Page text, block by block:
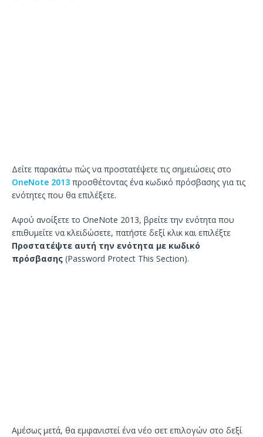
Δείτε παρακάτω πώς να προστατέψετε τις σημειώσεις στο
OneNote 2013 προσθέτοντας ένα κωδικό πρόσβασης για τις
ενότητες που θα επιλέξετε.
Αφού ανοίξετε το OneNote 2013, βρείτε την ενότητα που
επιθυμείτε να κλειδώσετε, πατήστε δεξί κλικ και επιλέξτε
Προστατέψτε αυτή την ενότητα με κωδικό
πρόσβασης (Password Protect This Section).
Αμέσως μετά, θα εμφανιστεί ένα νέο σετ επιλογών στο δεξί